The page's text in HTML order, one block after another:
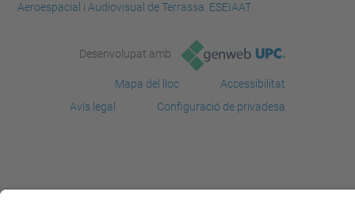
Aeroespacial i Audiovisual de Terrassa. ESEIAAT
Desenvolupat amb
Mapa del lloc
Accessibilitat
Avís legal
Configuració de privadesa